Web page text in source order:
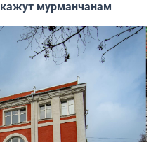
мурманчанам